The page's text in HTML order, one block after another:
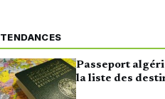
TENDANCES
Passeport
la liste des